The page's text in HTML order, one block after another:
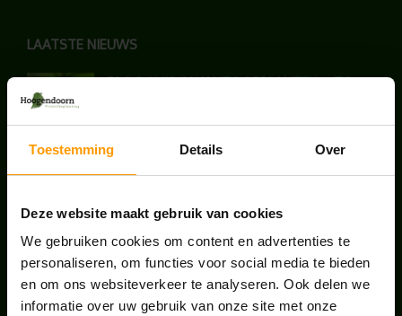
Toestemming Details Over
Deze website maakt gebruik van cookies
We gebruiken cookies om content en advertenties te
personaliseren, om functies voor social media te bieden
en om ons websiteverkeer te analyseren. Ook delen we
informatie over uw gebruik van onze site met onze
LAATSTE NIEUWS
BLOG: LUIS IN KANTOORPLANTEN – ZO
augustus 7, 2026
UNION HOUSE UTRECHT
ONS TEAM GROEIT VERDER
juni 17, 2026